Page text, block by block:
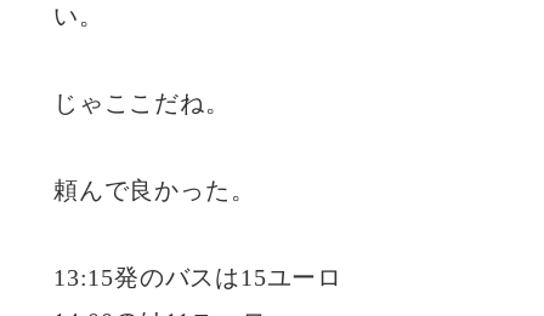
い。
じゃここだね。
頼んで良かった。
13:15発のバスは15ユーロ